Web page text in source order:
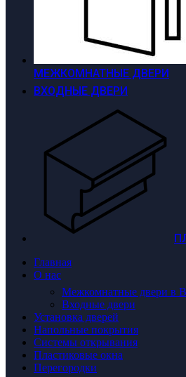
МЕЖКОМНАТНЫЕ ДВЕРИ
ВХОДНЫЕ ДВЕРИ
Главная
О нас
Межкомнатные двери в
Входные двери
Установка дверей
Напольные покрытия
Системы открывания
Пластиковые окна
Перегородки